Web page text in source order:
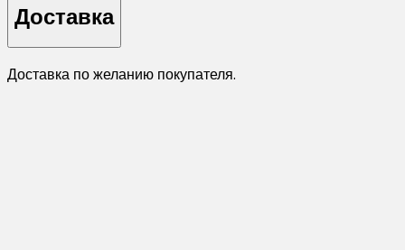
Доставка
Доставка по желанию покупателя.